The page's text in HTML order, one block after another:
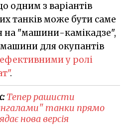
одним з варіантів
танків може бути саме
на "машини-камікадзе",
для окупантів
ефективними у ролі
.
Тепер рашисти
танки прямо
нова версія